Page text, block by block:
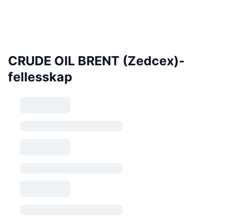
CRUDE OIL BRENT (Zedcex)-
fellesskap